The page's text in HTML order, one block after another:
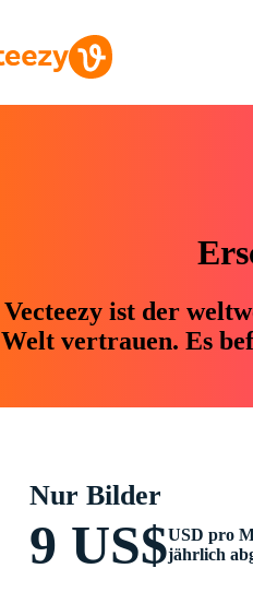
Vecteezy ist der
Welt vertrauen. Es
Nur Bilder
9 US$USD pro
jährlich